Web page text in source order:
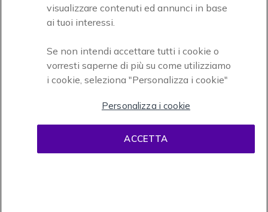
Onedirect, azienda del gruppo INCEPT
Condizioni di vendita
visualizzare contenuti ed annunci in base
ai tuoi interessi.
Se non intendi accettare tutti i cookie o
vorresti saperne di più su come utilizziamo
i cookie, seleziona "Personalizza i cookie"
Personalizza i cookie
ACCETTA